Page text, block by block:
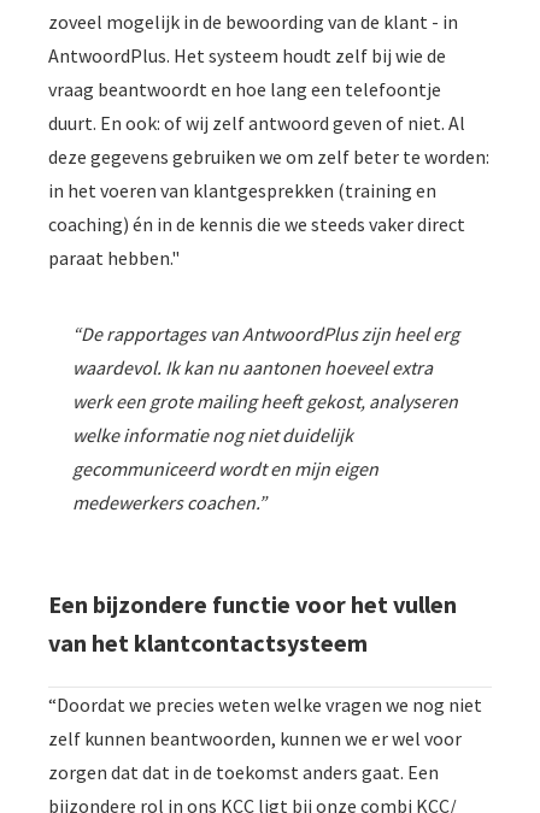
zoveel mogelijk in de bewoording van de klant - in
AntwoordPlus. Het systeem houdt zelf bij wie de
vraag beantwoordt en hoe lang een telefoontje
duurt. En ook: of wij zelf antwoord geven of niet. Al
deze gegevens gebruiken we om zelf beter te worden:
in het voeren van klantgesprekken (training en
coaching) én in de kennis die we steeds vaker direct
paraat hebben."
“De rapportages van AntwoordPlus zijn heel erg
waardevol. Ik kan nu aantonen hoeveel extra
werk een grote mailing heeft gekost, analyseren
welke informatie nog niet duidelijk
gecommuniceerd wordt en mijn eigen
medewerkers coachen.”
Een bijzondere functie voor het vullen
van het klantcontactsysteem
“Doordat we precies weten welke vragen we nog niet
zelf kunnen beantwoorden, kunnen we er wel voor
zorgen dat dat in de toekomst anders gaat. Een
bijzondere rol in ons KCC ligt bij onze combi KCC/